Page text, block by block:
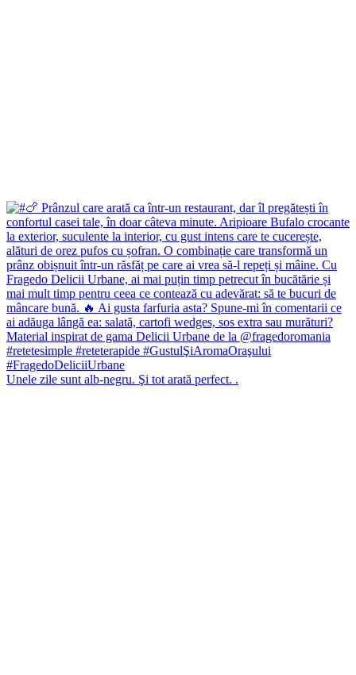
Unele zile sunt alb-negru. Şi tot arată perfect. .